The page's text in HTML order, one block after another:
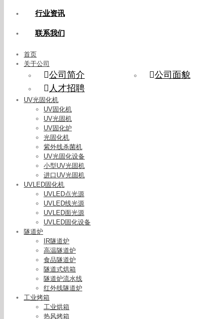
行业资讯
联系我们
首页
关于公司
公司简介
公司面貌
人才招聘
UV光固化机
UV固化机
UV光固机
UV固化炉
光固化机
紫外线杀菌机
UV光固化设备
小型UV光固机
进口UV光固机
UVLED固化机
UVLED点光源
UVLED线光源
UVLED面光源
UVLED固化设备
隧道炉
IR隧道炉
高温隧道炉
食品隧道炉
隧道式烘箱
隧道炉流水线
红外线隧道炉
工业烤箱
工业烘箱
热风烤箱